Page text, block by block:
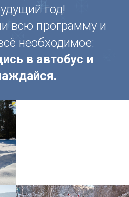
год!
всю программу и
необходимое:
в автобус и